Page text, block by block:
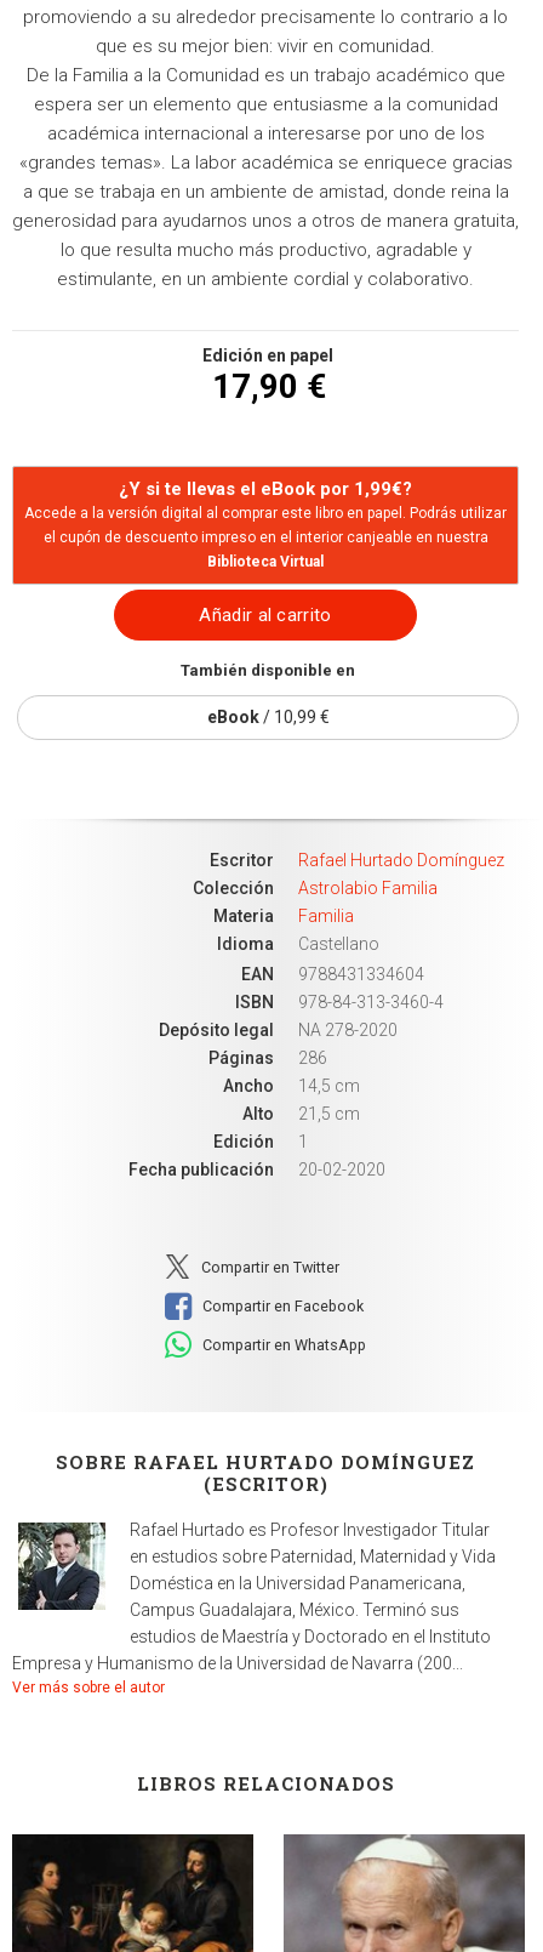
promoviendo a su alrededor precisamente lo contrario a lo
que es su mejor bien: vivir en comunidad.
De la Familia a la Comunidad es un trabajo académico que
espera ser un elemento que entusiasme a la comunidad
académica internacional a interesarse por uno de los
«grandes temas». La labor académica se enriquece gracias
a que se trabaja en un ambiente de amistad, donde reina la
generosidad para ayudarnos unos a otros de manera gratuita,
lo que resulta mucho más productivo, agradable y
estimulante, en un ambiente cordial y colaborativo.
Edición en papel
17,90 €
¿Y si te llevas el eBook por 1,99€?
Accede a la versión digital al comprar este libro en papel. Podrás utilizar
el cupón de descuento impreso en el interior canjeable en nuestra
Biblioteca Virtual
Añadir al carrito
También disponible en
eBook/ 10,99 €
Escritor
Rafael Hurtado Domínguez
Colección
Astrolabio Familia
Materia
Familia
Idioma
Castellano
EAN
9788431334604
ISBN
978-84-313-3460-4
Depósito legal
NA 278-2020
Páginas
286
Ancho
14,5 cm
Alto
21,5 cm
Edición
1
Fecha publicación
20-02-2020
Compartir en Twitter
Compartir en Facebook
Compartir en WhatsApp
SOBRE RAFAEL HURTADO DOMÍNGUEZ
(ESCRITOR)
Rafael Hurtado es Profesor Investigador Titular
en estudios sobre Paternidad, Maternidad y Vida
Doméstica en la Universidad Panamericana,
Campus Guadalajara, México. Terminó sus
estudios de Maestría y Doctorado en el Instituto
Empresa y Humanismo de la Universidad de Navarra (200...
Ver más sobre el autor
LIBROS RELACIONADOS